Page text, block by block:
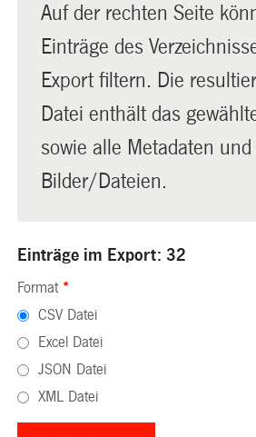
Auf der rechten Seite
Einträge des
Export filtern. Die
Datei enthält das
sowie alle Metadaten
Bilder/Dateien.
Einträge im Export: 32
Format *
CSV Datei
Excel Datei
JSON Datei
XML Datei